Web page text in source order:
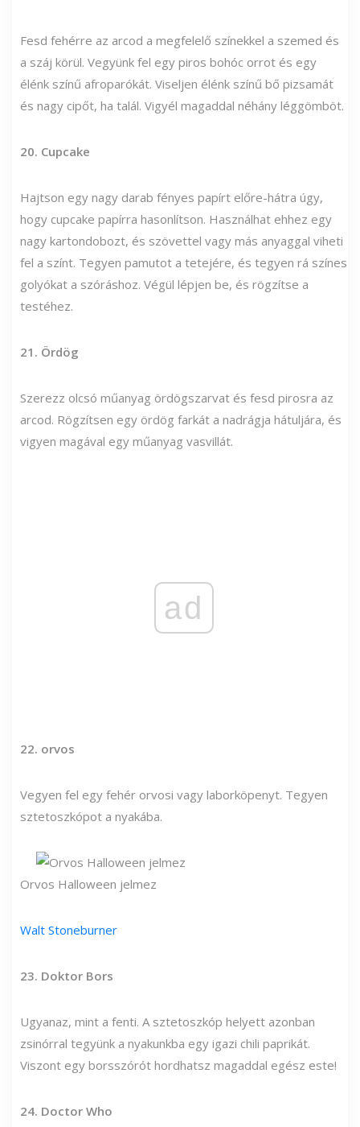
Fesd fehérre az arcod a megfelelő színekkel a szemed és
a száj körül. Vegyünk fel egy piros bohóc orrot és egy
élénk színű afroparókát. Viseljen élénk színű bő pizsamát
és nagy cipőt, ha talál. Vigyél magaddal néhány léggömböt.
20. Cupcake
Hajtson egy nagy darab fényes papírt előre-hátra úgy,
hogy cupcake papírra hasonlítson. Használhat ehhez egy
nagy kartondobozt, és szövettel vagy más anyaggal viheti
fel a színt. Tegyen pamutot a tetejére, és tegyen rá színes
golyókat a szóráshoz. Végül lépjen be, és rögzítse a
testéhez.
21. Ördög
Szerezz olcsó műanyag ördögszarvat és fesd pirosra az
arcod. Rögzítsen egy ördög farkát a nadrágja hátuljára, és
vigyen magával egy műanyag vasvillát.
ad
22. orvos
Vegyen fel egy fehér orvosi vagy laborköpenyt. Tegyen
sztetoszkópot a nyakába.
Orvos Halloween jelmez
Walt Stoneburner
23. Doktor Bors
Ugyanaz, mint a fenti. A sztetoszkóp helyett azonban
zsinórral tegyünk a nyakunkba egy igazi chili paprikát.
Viszont egy borsszórót hordhatsz magaddal egész este!
24. Doctor Who